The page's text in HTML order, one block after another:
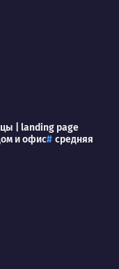
| landing page
и офис средняя